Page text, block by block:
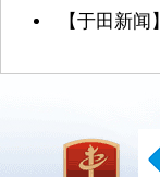
【于田新